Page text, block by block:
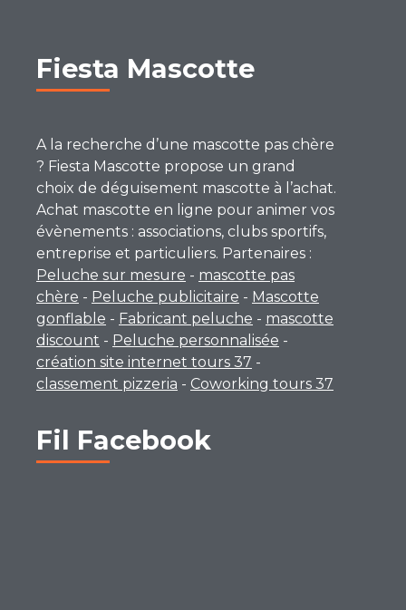
Fiesta Mascotte
A la recherche d’une mascotte pas chère
? Fiesta Mascotte propose un grand
choix de déguisement mascotte à l’achat.
Achat mascotte en ligne pour animer vos
évènements : associations, clubs sportifs,
entreprise et particuliers. Partenaires :
Peluche sur mesure - mascotte pas
chère - Peluche publicitaire - Mascotte
gonflable - Fabricant peluche - mascotte
discount - Peluche personnalisée -
création site internet tours 37 -
classement pizzeria - Coworking tours 37
Fil Facebook